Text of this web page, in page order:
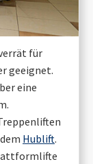
für
geeignet.
eine
Hublift.